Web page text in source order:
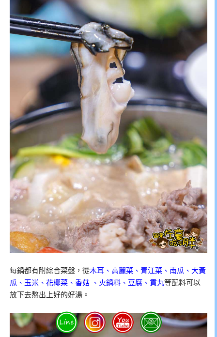
每鍋都有附綜合菜盤，從木耳、高麗菜、青江菜、南瓜、大黃
瓜、玉米、花椰菜、香菇 、火鍋料、豆腐、貢丸等配料可以
放下去熬出上好的好湯。